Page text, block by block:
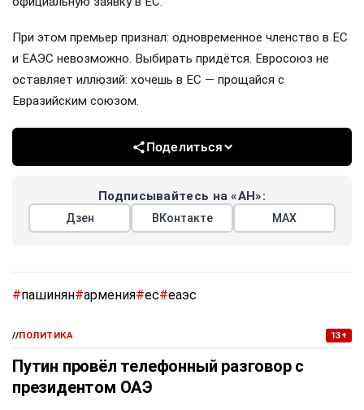
При этом премьер признал: одновременное членство в ЕС
и ЕАЭС невозможно. Выбирать придётся. Евросоюз не
оставляет иллюзий: хочешь в ЕС — прощайся с
Евразийским союзом.
Поделиться
Подписывайтесь на «АН»:
Дзен ВКонтакте МАХ
#пашинян#армения#ес#еаэс
//ПОЛИТИКА 13+
Путин провёл телефонный разговор с
президентом ОАЭ